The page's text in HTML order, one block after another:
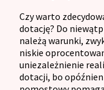
Czy warto
dotację? Do
należą warunki,
niskie
uniezależnienie
dotacji, bo